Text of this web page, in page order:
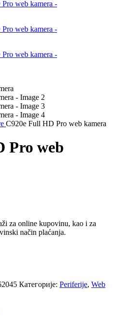
C920e Full HD Pro web kamera
Pro web
za online kupovinu, kao i za
način plaćanja.
Категорије: Periferije, Web